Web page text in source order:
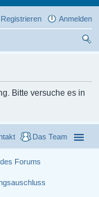
Anmelden
Registrieren
Bitte versuche es in
Das Team
Forums